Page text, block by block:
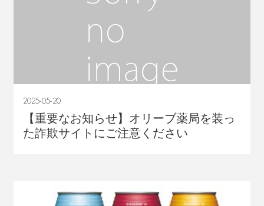
2025-05-20
【重要なお知らせ】オリーブ薬局を装っ
た詐欺サイトにご注意ください